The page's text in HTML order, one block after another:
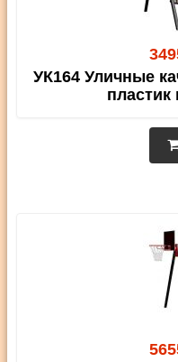
УК164 Уличные
пластик